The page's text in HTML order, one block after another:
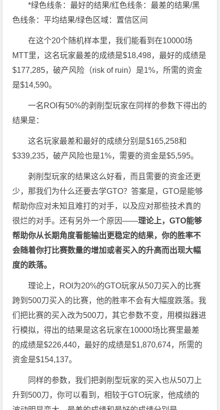
*绿色线条：最好的结果/红色线条：最差的结果/黑
色线条：平均结果/绿色区域：置信区间
在这个20个随机样本里，我们能看到在10000场
MTT里，这名玩家最差的成绩是$18,498，最好的成绩是
$177,285，破产风险（risk of ruin）是1%，所需的资金
是$14,590。
一名ROI有50%的剥削型玩家在同样的参数下得出的
结果是：
这名玩家最差和最好的成绩分别是$165,258和
$339,235，破产风险也是1%，需要的资金是$5,595。
剥削型玩家的结果这么好看，而且需要的资金还更
少，那我们为什么还要去学GTO？答案是，GTO是能够
帮助你应对未知且难打的对手，以及应对那些技术真的
很烂的对手。还有另外一个原因——理论上，GTO能够
帮助你从长期角度看能输出更稳定的结果，你的胜率不
会随着你打比赛数量的增加或者买入的升高而出现大幅
度的跌落。
理论上，ROI为20%的GTO玩家从50刀买入的比赛
跨到500刀买入的比赛，他的胜率不会有大幅度跌落。我
们把比赛的买入改为500刀，其它参数不变，用模拟器进
行模拟，得出的结果是这名玩家在10000场比赛里最差
的成绩是$226,440，最好的成绩是$1,870,674，所需的
资金是$154,137。
同样的参数，我们把剥削型玩家的买入也从50刀上
升到500刀，你可以看到，相较于GTO玩家，他成绩的